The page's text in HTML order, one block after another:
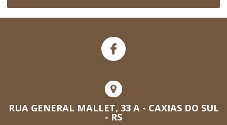
RUA GENERAL MALLET, 33 A - CAXIAS DO SUL
- RS